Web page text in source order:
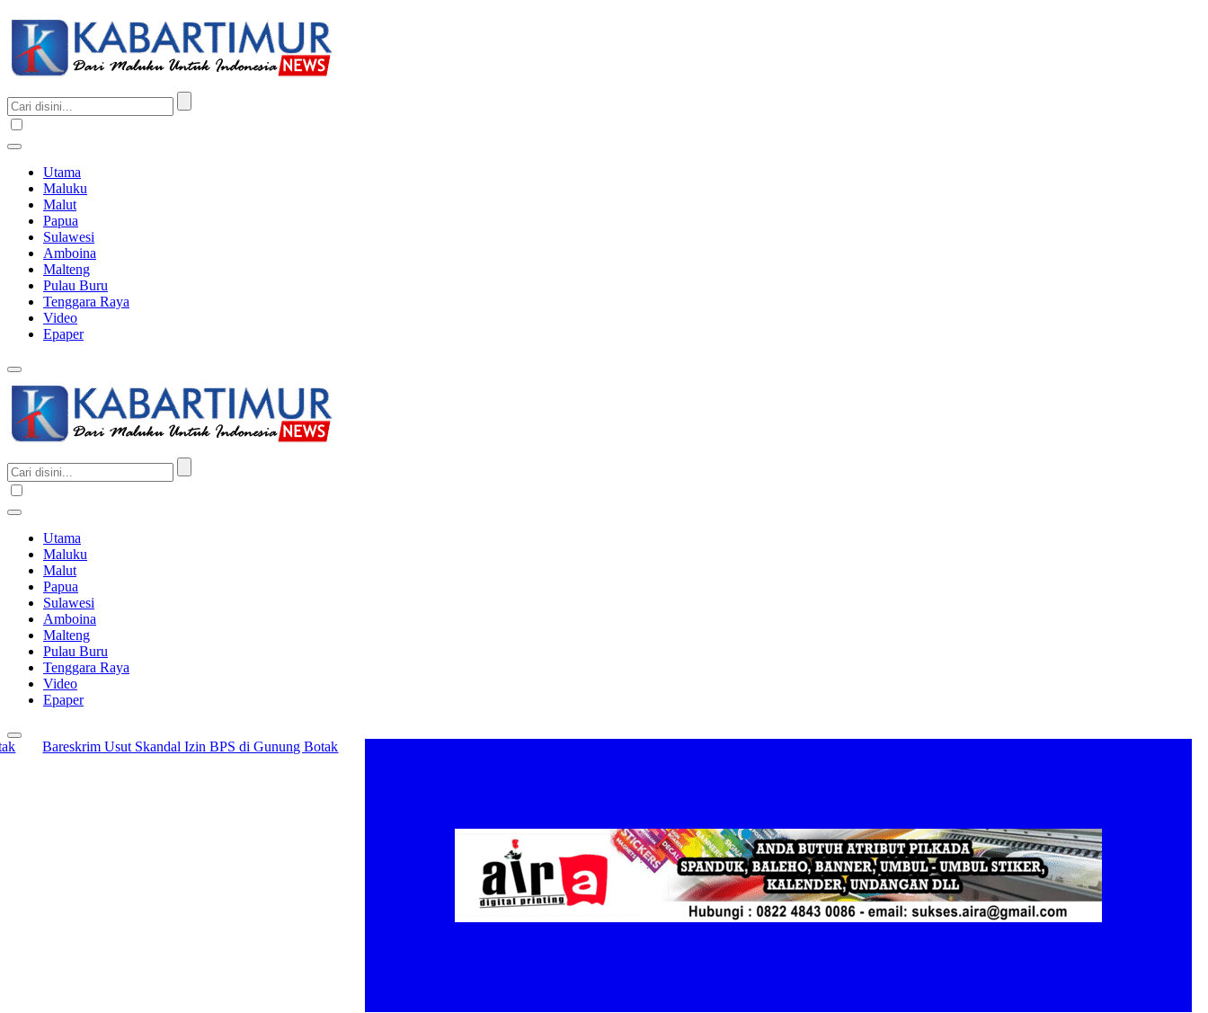
Utama
Maluku
Malut
Papua
Sulawesi
Amboina
Malteng
Pulau Buru
Tenggara Raya
Video
Epaper
Utama
Maluku
Malut
Papua
Sulawesi
Amboina
Malteng
Pulau Buru
Tenggara Raya
Video
Epaper
Bareskrim Usut Skandal Izin BPS di Gunung Botak